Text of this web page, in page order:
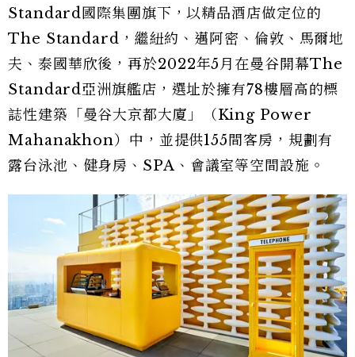
Standard國際集團旗下，以精品酒店做定位的
The Standard，繼紐約、邁阿密、倫敦、馬爾地
夫、泰國華欣後，再於2022年5月在曼谷開幕The
Standard亞洲旗艦店，選址於擁有78樓層高的標
誌性建築「曼谷大京都大廈」（King Power
Mahanakhon）中，並提供155間客房，規劃有
露台泳池、健身房、SPA、會議室等空間設施。